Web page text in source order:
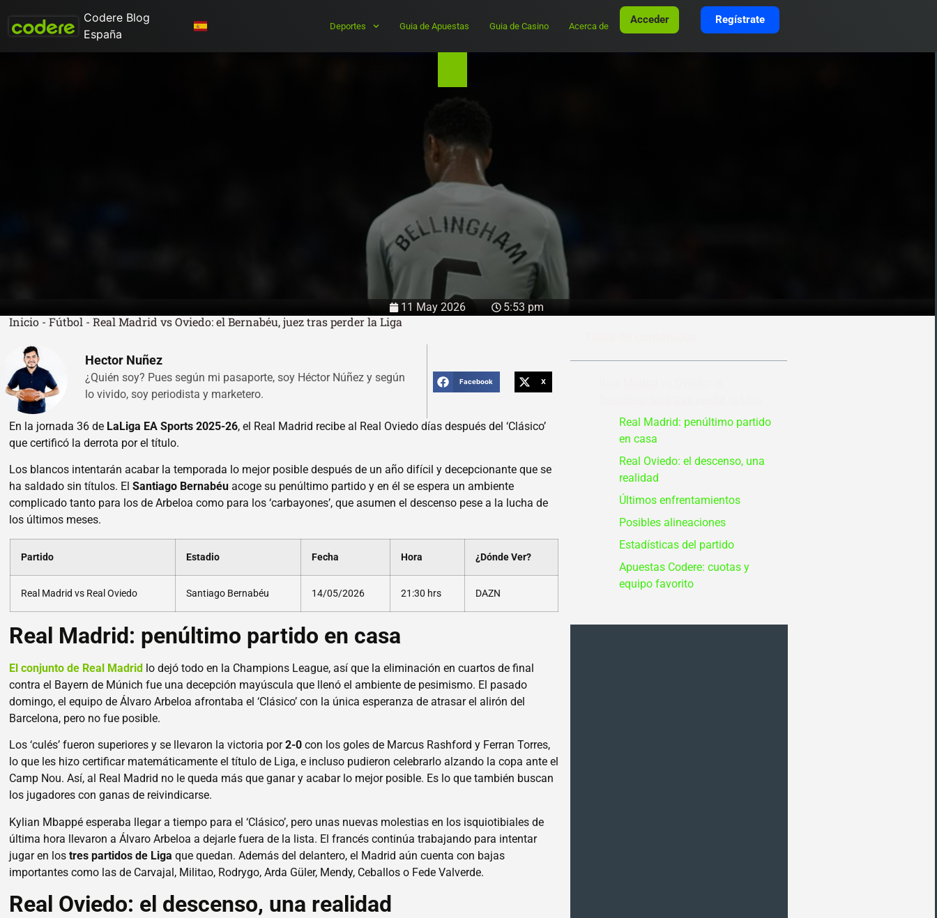
Codere Blog
España
Deportes Guia de Apuestas Guia de Casino Acerca de
Acceder Regístrate
11 May 2026 5:53 pm
Inicio - Fútbol - Real Madrid vs Oviedo: el Bernabéu, juez tras perder la Liga
Hector Nuñez
¿Quién soy? Pues según mi pasaporte, soy Héctor Núñez y según
lo vivido, soy periodista y marketero.
Facebook X
En la jornada 36 de LaLiga EA Sports 2025-26, el Real Madrid recibe al Real Oviedo días después del ‘Clásico’
que certificó la derrota por el título.
Los blancos intentarán acabar la temporada lo mejor posible después de un año difícil y decepcionante que se
ha saldado sin títulos. ElSantiago Bernabéu acoge su penúltimo partido y en él se espera un ambiente
complicado tanto para los de Arbeloa como para los ‘carbayones’, que asumen el descenso pese a la lucha de
los últimos meses.
Partido Estadio Fecha Hora ¿Dónde Ver?
Real Madrid vs Real Oviedo Santiago Bernabéu 14/05/2026 21:30 hrs DAZN
Real Madrid: penúltimo partido en casa
El conjunto de Real Madrid lo dejó todo en la Champions League, así que la eliminación en cuartos de final
contra el Bayern de Múnich fue una decepción mayúscula que llenó el ambiente de pesimismo. El pasado
domingo, el equipo de Álvaro Arbeloa afrontaba el ‘Clásico’ con la única esperanza de atrasar el alirón del
Barcelona, pero no fue posible.
Los ‘culés’ fueron superiores y se llevaron la victoria por2-0 con los goles de Marcus Rashford y Ferran Torres,
lo que les hizo certificar matemáticamente el título de Liga, e incluso pudieron celebrarlo alzando la copa ante el
Camp Nou. Así, al Real Madrid no le queda más que ganar y acabar lo mejor posible. Es lo que también buscan
los jugadores con ganas de reivindicarse.
Kylian Mbappé esperaba llegar a tiempo para el ‘Clásico’, pero unas nuevas molestias en los isquiotibiales de
última hora llevaron a Álvaro Arbeloa a dejarle fuera de la lista. El francés continúa trabajando para intentar
jugar en lostres partidos de Liga que quedan. Además del delantero, el Madrid aún cuenta con bajas
importantes como las de Carvajal, Militao, Rodrygo, Arda Güler, Mendy, Ceballos o Fede Valverde.
Real Oviedo: el descenso, una realidad
Real Madrid: penúltimo partido
en casa
Real Oviedo: el descenso, una
realidad
Últimos enfrentamientos
Posibles alineaciones
Estadísticas del partido
Apuestas Codere: cuotas y
equipo favorito